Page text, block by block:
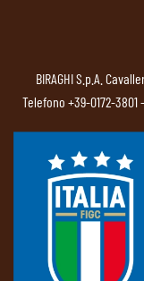
BIRAGHI S.p.A.
Telefono +39-0172-3801-